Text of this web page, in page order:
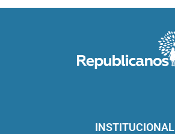
INSTITUCIONAL